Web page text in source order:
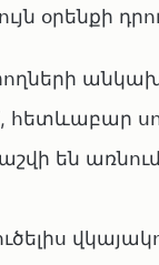
օրենքի
են